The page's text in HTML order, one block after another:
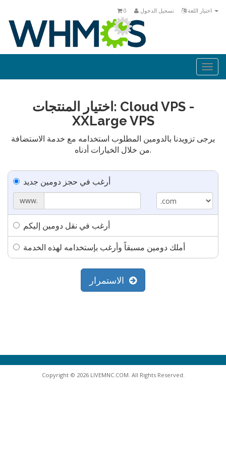
تسجيل الدخول 0
اختيار المنتجات: Cloud VPS -
XXLarge VPS
يرجى تزويدنا بالدومين المطلوب استخدامه مع خدمة الاستضافة
من خلال الخيارات أدناه.
أرغب في حجز دومين جديد
www.
أرغب في نقل دومين إليكم
أملك دومين مسبقاً وأرغب بإستخدامه لهذه الخدمة
Copyright © 2026 LIVEMNC.COM. All Rights Reserved.